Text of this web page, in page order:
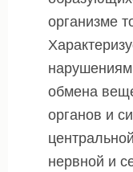
организме
обмена
органов и
центральной
нервной и